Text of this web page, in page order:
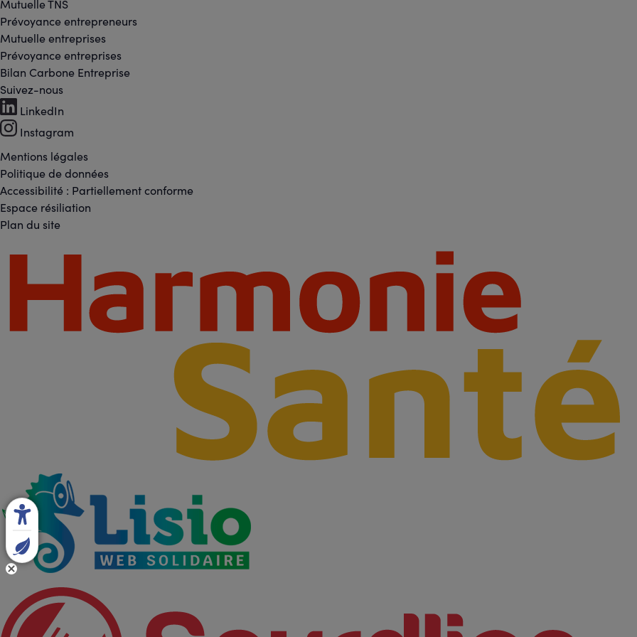
Mutuelle TNS
Prévoyance entrepreneurs
Mutuelle entreprises
Prévoyance entreprises
Bilan Carbone Entreprise
Footer
-
Réseaux
sociaux
Suivez-nous
LinkedIn
Instagram
Footer
-
Liens
légaux
Mentions légales
Politique de données
Accessibilité : Partiellement conforme
Espace résiliation
Plan du site
Footer
Partenaires